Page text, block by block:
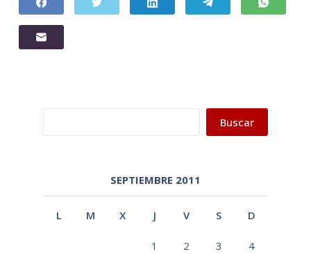
Buscar
SEPTIEMBRE 2011
L M X J V S D
1 2 3 4